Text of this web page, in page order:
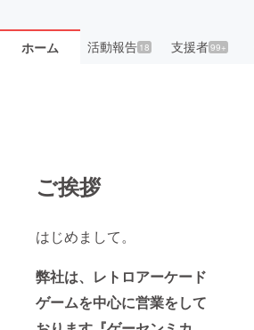
ホーム 活動報告18 支援者99+
ご挨拶
はじめまして。
弊社は、レトロアーケード
ゲームを中心に営業をして